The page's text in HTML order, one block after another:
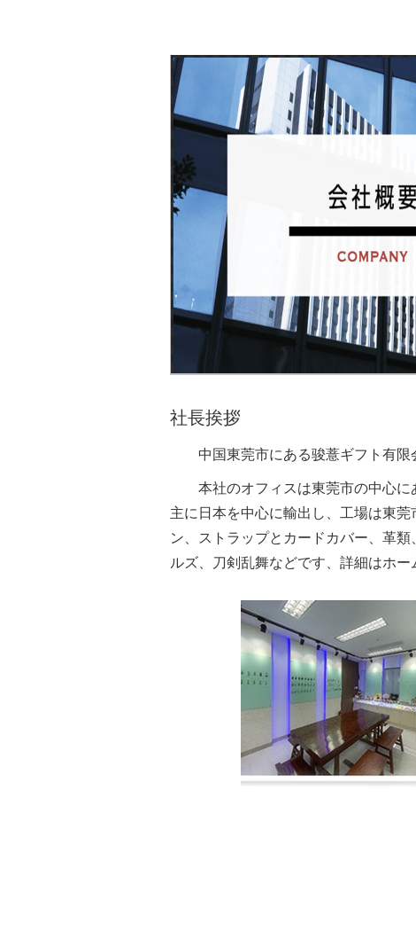
社長挨拶
中国東莞市にある骏薏ギフト有
本社のオフィスは東莞市の中心
主に日本を中心に輸出し、工場は東莞
ン、ストラップとカードカバー、革
ルズ、刀剣乱舞などです、詳細はホー